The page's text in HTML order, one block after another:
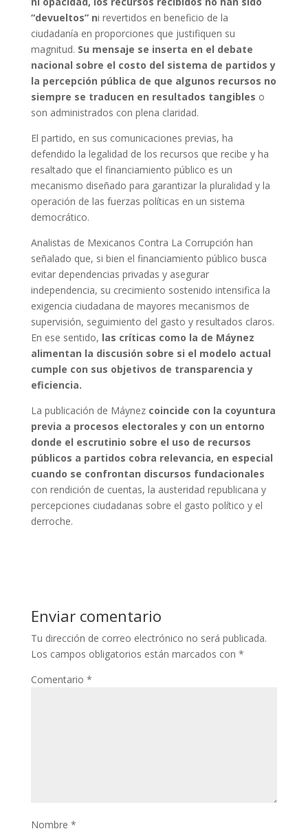
“devueltos” ni revertidos en beneficio de la
ciudadanía en proporciones que justifiquen su
magnitud. Su mensaje se inserta en el debate
nacional sobre el costo del sistema de partidos y
la percepción pública de que algunos recursos no
siempre se traducen en resultados tangibles o
son administrados con plena claridad.
El partido, en sus comunicaciones previas, ha
defendido la legalidad de los recursos que recibe y ha
resaltado que el financiamiento público es un
mecanismo diseñado para garantizar la pluralidad y la
operación de las fuerzas políticas en un sistema
democrático.
Analistas de Mexicanos Contra La Corrupción han
señalado que, si bien el financiamiento público busca
evitar dependencias privadas y asegurar
independencia, su crecimiento sostenido intensifica la
exigencia ciudadana de mayores mecanismos de
supervisión, seguimiento del gasto y resultados claros.
En ese sentido, las críticas como la de Máynez
alimentan la discusión sobre si el modelo actual
cumple con sus objetivos de transparencia y
eficiencia.
La publicación de Máynez coincide con la coyuntura
previa a procesos electorales y con un entorno
donde el escrutinio sobre el uso de recursos
públicos a partidos cobra relevancia, en especial
cuando se confrontan discursos fundacionales
con rendición de cuentas, la austeridad republicana y
percepciones ciudadanas sobre el gasto político y el
derroche.
Enviar comentario
Tu dirección de correo electrónico no será publicada.
Los campos obligatorios están marcados con *
Comentario *
Nombre *